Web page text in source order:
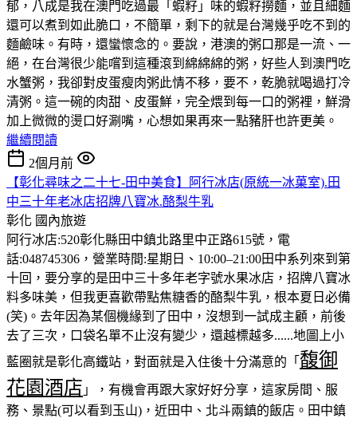
郁，八成是我在澳門吃過最「蝦籽」味的蝦籽撈麵，並且細麵
還可以煮到如此脆口，不簡單，剩下的就是台灣幾乎吃不到的
麵鹼味。有時，還蠻懷念的。要說，港澳的粥口那是一流、一
絕，在台灣很少能嚐到這種滾到綿綿綿的粥，好些人到澳門吃
水蟹粥，我卻對皮蛋瘦肉粥此情不移，要不，乾脆就喝過打冷
清粥。這一碗的肉甜、皮蛋鮮，完全煨到每一口的粥裡，鮮滑
加上微微的燙口好涮嘴，心想如果再來一點豬肝也許更美。
繼續閱讀
2個月前
【彰化尋味之二十七-田中美食】阿行冰店(原統一冰菓室).田
中三十年老冰店招牌八寶冰.酪梨牛乳
彰化 國內旅遊
阿行冰店:520彰化縣田中鎮北路里中正路615號，電
話:048745306，營業時間:星期日、10:00–21:00田中系列來到第
十回，要分享的是田中三十多年老字號水果冰店，招牌八寶冰
料多味美，但我更喜歡帶點焦糖香的酪梨牛乳，根本夏日必備
(笑)。去年因為某個機緣到了田中，沒想到一試成主顧，前後
去了三次，口袋名單不止沒有變少，還越標越多......地圖上小
藍圈就是彰化高鐵站，對面就是入住後十分滿意的「 馥御
花園酒店 」，有機會再跟大家好好分享，這家房間、服
務、景點(可以看到玉山)，近田中、北斗兩鎮的飯店。田中鎮